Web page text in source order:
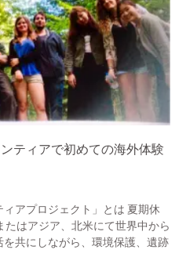
ティアで初めての海外体験
アプロジェクト」とは 夏期休
はアジア、北米にて世界中から
共にしながら、環境保護、遺跡